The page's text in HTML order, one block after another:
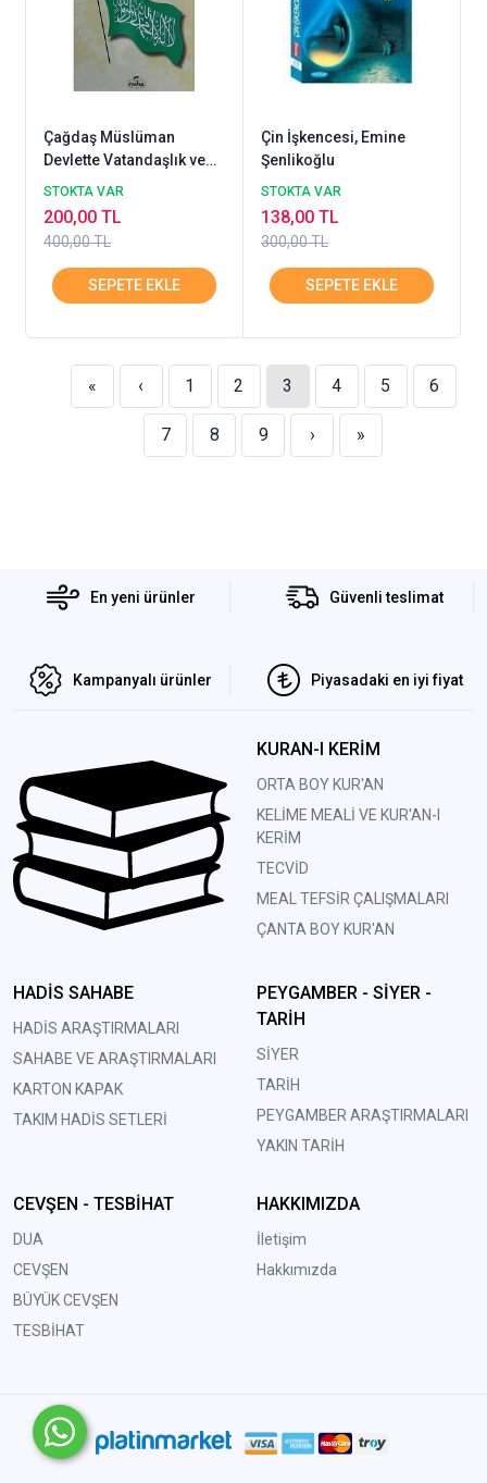
Çağdaş Müslüman
Devlette Vatandaşlık ve
Vatan Kavramı
STOKTA VAR
400,00 TL
200,00 TL
Çin İşkencesi, Emine
Şenlikoğlu
STOKTA VAR
300,00 TL
138,00 TL
« ‹ 1 2 3 4 5 6
7 8 9 › »
En yeni ürünler Güvenli teslimat
Kampanyalı ürünler Piyasadaki en iyi fiyat
KURAN-I KERİM
ORTA BOY KUR'AN
KELİME MEALİ VE KUR'AN-I
KERİM
TECVİD
MEAL TEFSİR ÇALIŞMALARI
ÇANTA BOY KUR'AN
HADİS SAHABE
HADİS ARAŞTIRMALARI
SAHABE VE ARAŞTIRMALARI
KARTON KAPAK
TAKIM HADİS SETLERİ
PEYGAMBER - SİYER -
TARİH
SİYER
TARİH
PEYGAMBER ARAŞTIRMALARI
YAKIN TARİH
CEVŞEN - TESBİHAT
DUA
CEVŞEN
BÜYÜK CEVŞEN
TESBİHAT
HAKKIMIZDA
İletişim
Hakkımızda